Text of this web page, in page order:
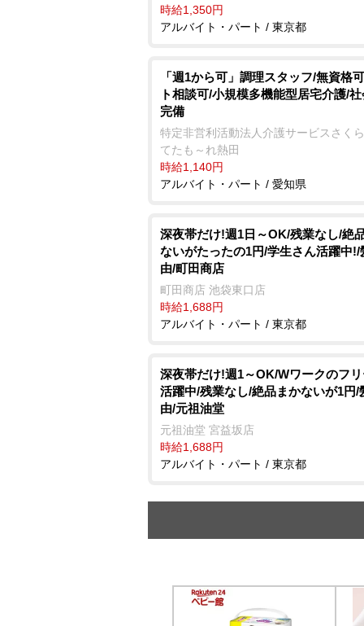
時給1,350円
アルバイト・パート / 東京都
「週1から可」調理スタッフ/無資格
ト相談可/小規模多機能型居宅介護/
完備
特定非営利活動法人介護サービスさく
てたも～れ熱田
時給1,140円
アルバイト・パート / 愛知県
深夜帯だけ!週1日～OK/残業なし/絶
ないがたったの1円/学生さん活躍中!/
由/町田商店
町田商店 池袋東口店
時給1,688円
アルバイト・パート / 東京都
深夜帯だけ!週1～OK/Wワークのフ
活躍中/残業なし/絶品まかないが1円/
由/元祖油堂
元祖油堂 宮益坂店
時給1,688円
アルバイト・パート / 東京都